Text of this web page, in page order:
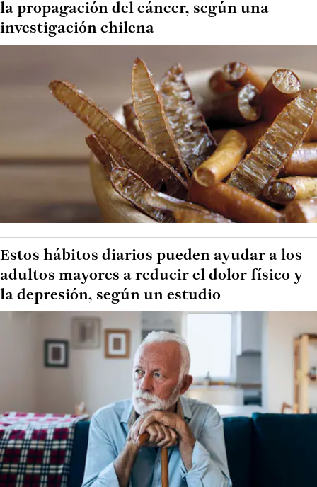
la propagación del cáncer, según una
investigación chilena
Estos hábitos diarios pueden ayudar a los
adultos mayores a reducir el dolor físico y
la depresión, según un estudio